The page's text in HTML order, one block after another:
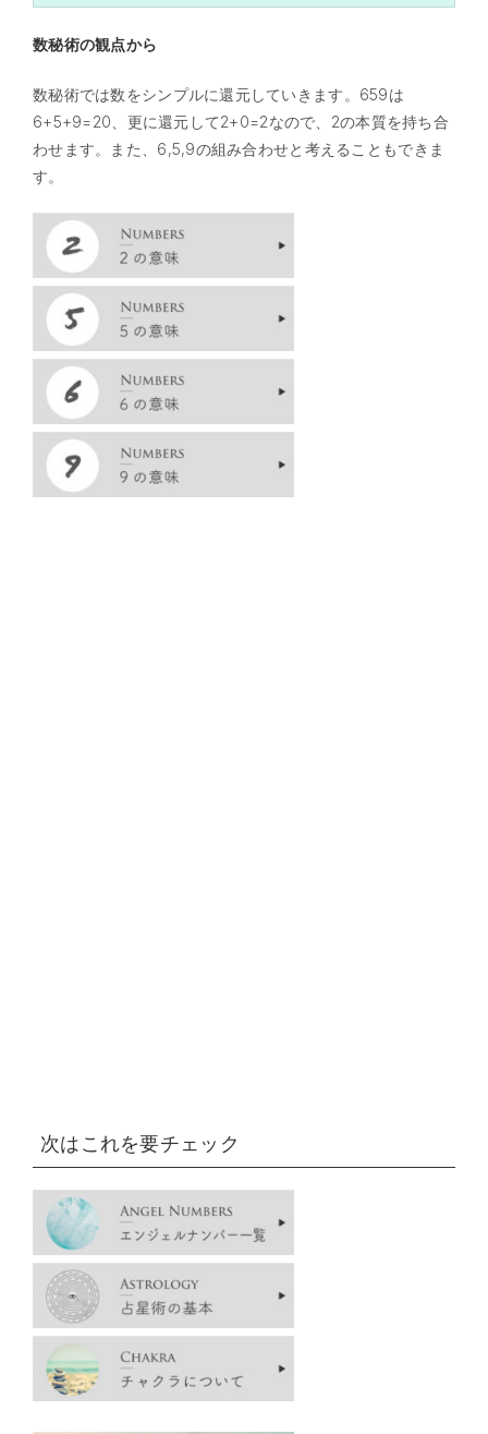
数秘術の観点から
数秘術では数をシンプルに還元していきます。659は
6+5+9=20、更に還元して2+0=2なので、2の本質を持ち合
わせます。また、6,5,9の組み合わせと考えることもできま
す。
次はこれを要チェック